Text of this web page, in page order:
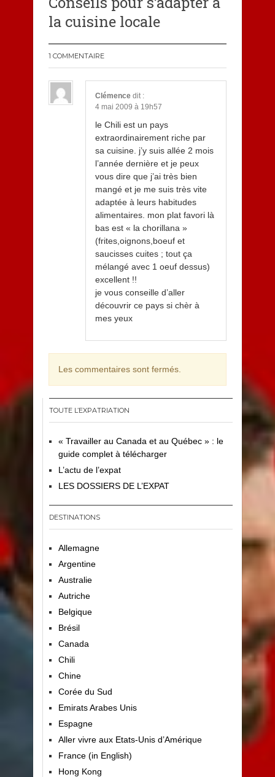
la cuisine locale
1 COMMENTAIRE
Clémence dit :
4 mai 2009 à 19h57
le Chili est un pays
extraordinairement riche par
sa cuisine. j’y suis allée 2 mois
l’année dernière et je peux
vous dire que j’ai très bien
mangé et je me suis très vite
adaptée à leurs habitudes
alimentaires. mon plat favori là
bas est « la chorillana »
(frites,oignons,boeuf et
saucisses cuites ; tout ça
mélangé avec 1 oeuf dessus)
excellent !!
je vous conseille d’aller
découvrir ce pays si chèr à
mes yeux
Les commentaires sont fermés.
TOUTE L’EXPATRIATION
« Travailler au Canada et au Québec » : le
guide complet à télécharger
L’actu de l’expat
LES DOSSIERS DE L’EXPAT
DESTINATIONS
Allemagne
Argentine
Australie
Autriche
Belgique
Brésil
Canada
Chili
Chine
Corée du Sud
Emirats Arabes Unis
Espagne
Aller vivre aux Etats-Unis d’Amérique
France (in English)
Hong Kong